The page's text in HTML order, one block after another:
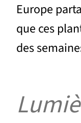
Europe
que ces
des